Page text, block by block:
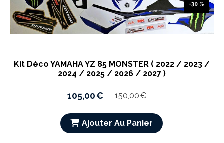
-30 %
Kit Déco YAMAHA YZ 85 MONSTER ( 2022 / 2023 /
2024 / 2025 / 2026 / 2027 )
105,00€ 150,00€
Ajouter Au Panier